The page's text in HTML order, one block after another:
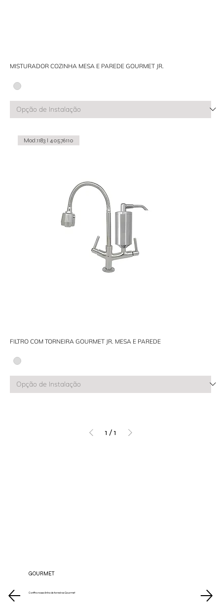
MISTURADOR COZINHA MESA E PAREDE GOURMET JR.
Mod.1183 I 40576110
FILTRO COM TORNEIRA GOURMET JR. MESA E PAREDE
1 /1
GOURMET
Confira nossa linha de torneiras Gourmet